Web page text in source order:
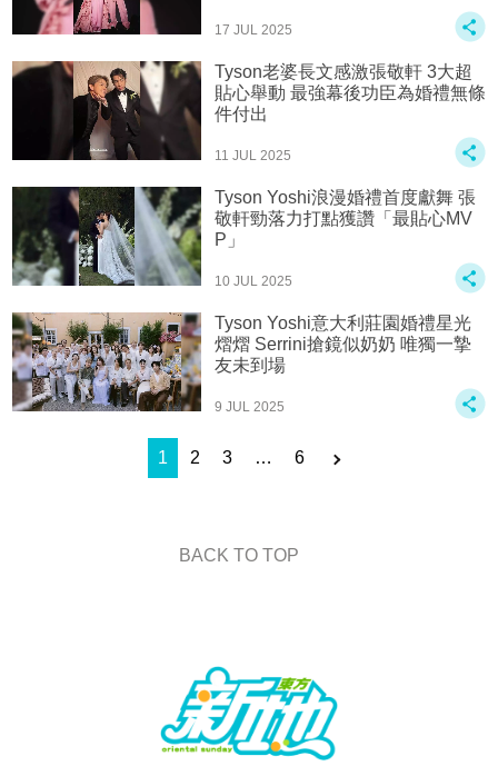
17 JUL 2025
Tyson老婆長文感激張敬軒 3大超
貼心舉動 最強幕後功臣為婚禮無條
件付出
11 JUL 2025
Tyson Yoshi浪漫婚禮首度獻舞 張
敬軒勁落力打點獲讚「最貼心MV
P」
10 JUL 2025
Tyson Yoshi意大利莊園婚禮星光
熠熠 Serrini搶鏡似奶奶 唯獨一摯
友未到場
9 JUL 2025
1 2 3 … 6
BACK TO TOP